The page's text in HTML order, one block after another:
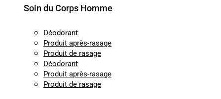
Soin du Corps Homme
Déodorant
Produit après-rasage
Produit de rasage
Déodorant
Produit après-rasage
Produit de rasage